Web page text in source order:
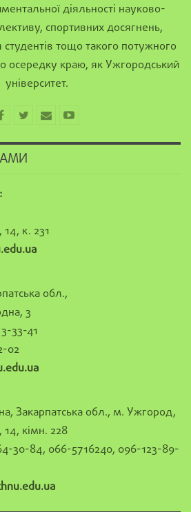
діяльності науково-
спортивних досягнень,
студентів тощо такого потужного
осередку краю, як Ужгородський
університет.
14, к. 231
обл.,
3
33-41
02
Закарпатська обл., м. Ужгород,
14, кімн. 228
30-84, 066-5716240, 096-123-89-